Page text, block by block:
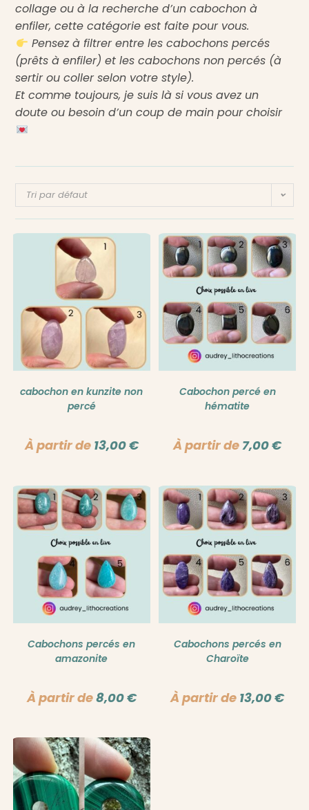
collage ou à la recherche d’un cabochon à
enfiler, cette catégorie est faite pour vous.
Pensez à filtrer entre les cabochons percés
(prêts à enfiler) et les cabochons non percés (à
sertir ou coller selon votre style).
Et comme toujours, je suis là si vous avez un
doute ou besoin d’un coup de main pour choisir
Tri par défaut
cabochon en kunzite non
percé
À partir de 13,00€
Cabochon percé en
hématite
À partir de7,00€
Cabochons percés en
amazonite
À partir de8,00€
Cabochons percés en
Charoïte
À partir de 13,00€